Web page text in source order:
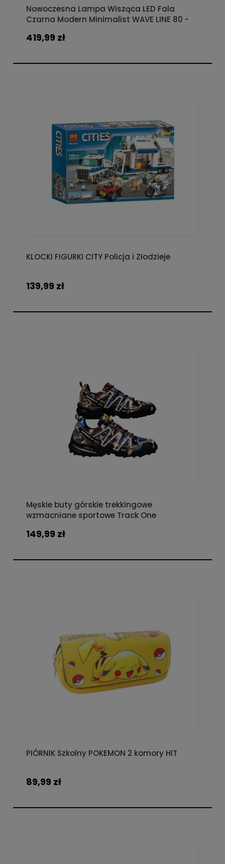
Nowoczesna Lampa Wisząca LED Fala
Czarna Modern Minimalist WAVE LINE 80 -
419,99 zł
KLOCKI FIGURKI CITY Policja i Złodzieje
139,99 zł
Męskie buty górskie trekkingowe
wzmacniane sportowe Track One
149,99 zł
PIÓRNIK Szkolny POKEMON 2 komory HIT
89,99 zł